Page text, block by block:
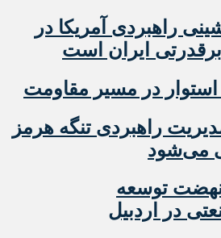
راهبردی آمریکا در
ایران است
استوار در مسیر مقاومت
راهبردی تنگه هرمز
می‌شود
توسعه
در اردبیل